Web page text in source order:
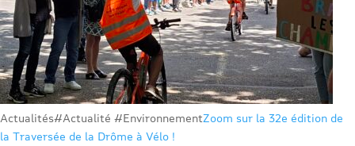
Actualités#Actualité #EnvironnementZoom sur la 32e édition de
la Traversée de la Drôme à Vélo !